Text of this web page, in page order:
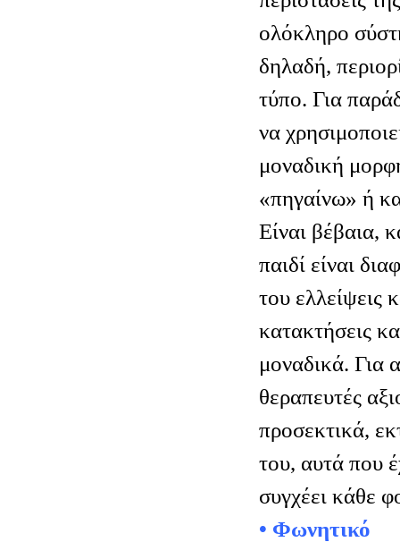
ολόκληρο
δηλαδή,
τύπο. Για
να
μοναδική
«πηγαίνω» ή
Είναι βέβαια,
παιδί είναι
του ελλείψεις
κατακτήσεις
μοναδικά. Για
θεραπευτές
προσεκτικά,
του, αυτά που
• Φωνητικό